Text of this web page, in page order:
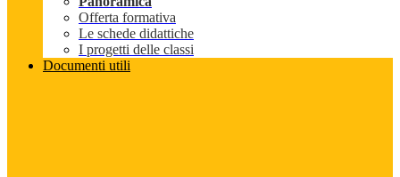
Offerta formativa
Le schede didattiche
I progetti delle classi
Documenti utili